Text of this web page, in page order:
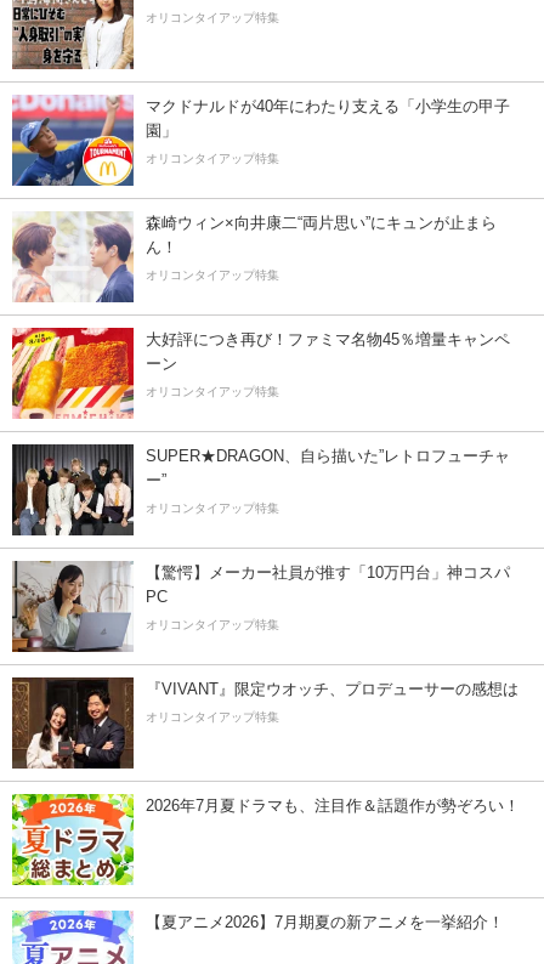
オリコンタイアップ特集
マクドナルドが40年にわたり支える「小学生の甲子
園」
オリコンタイアップ特集
森崎ウィン×向井康二“両片思い”にキュンが止まら
ん！
オリコンタイアップ特集
大好評につき再び！ファミマ名物45％増量キャンペ
ーン
オリコンタイアップ特集
SUPER★DRAGON、自ら描いた”レトロフューチャ
ー”
オリコンタイアップ特集
【驚愕】メーカー社員が推す「10万円台」神コスパ
PC
オリコンタイアップ特集
『VIVANT』限定ウオッチ、プロデューサーの感想は
オリコンタイアップ特集
2026年7月夏ドラマも、注目作＆話題作が勢ぞろい！
【夏アニメ2026】7月期夏の新アニメを一挙紹介！